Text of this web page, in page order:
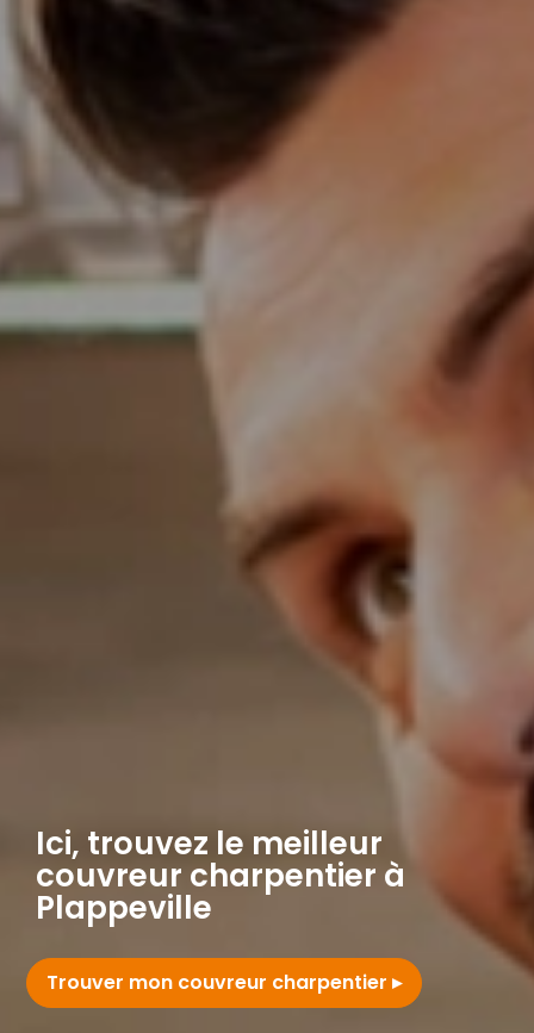
Ici, trouvez le meilleur
couvreur charpentier à
Plappeville
Trouver mon couvreur charpentier